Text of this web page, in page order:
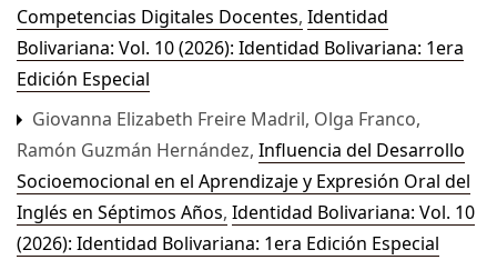
Competencias Digitales Docentes, Identidad
Bolivariana: Vol. 10 (2026): Identidad Bolivariana: 1era
Edición Especial
Giovanna Elizabeth Freire Madril, Olga Franco,
Ramón Guzmán Hernández, Influencia del Desarrollo
Socioemocional en el Aprendizaje y Expresión Oral del
Inglés en Séptimos Años, Identidad Bolivariana: Vol. 10
(2026): Identidad Bolivariana: 1era Edición Especial